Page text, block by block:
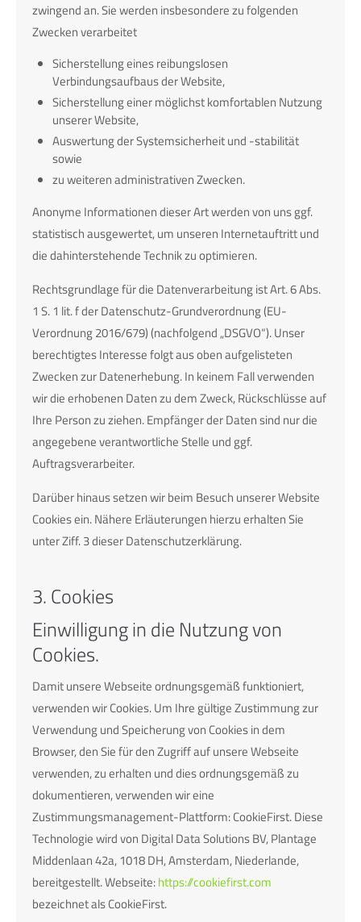
zwingend an. Sie werden insbesondere zu folgenden
Zwecken verarbeitet
Sicherstellung eines reibungslosen
Verbindungsaufbaus der Website,
Sicherstellung einer möglichst komfortablen Nutzung
unserer Website,
Auswertung der Systemsicherheit und -stabilität
sowie
zu weiteren administrativen Zwecken.
Anonyme Informationen dieser Art werden von uns ggf.
statistisch ausgewertet, um unseren Internetauftritt und
die dahinterstehende Technik zu optimieren.
Rechtsgrundlage für die Datenverarbeitung ist Art. 6 Abs.
1 S. 1 lit. f der Datenschutz-Grundverordnung (EU-
Verordnung 2016/679) (nachfolgend „DSGVO“). Unser
berechtigtes Interesse folgt aus oben aufgelisteten
Zwecken zur Datenerhebung. In keinem Fall verwenden
wir die erhobenen Daten zu dem Zweck, Rückschlüsse auf
Ihre Person zu ziehen. Empfänger der Daten sind nur die
angegebene verantwortliche Stelle und ggf.
Auftragsverarbeiter.
Darüber hinaus setzen wir beim Besuch unserer Website
Cookies ein. Nähere Erläuterungen hierzu erhalten Sie
unter Ziff. 3 dieser Datenschutzerklärung.
3. Cookies
Einwilligung in die Nutzung von
Cookies.
Damit unsere Webseite ordnungsgemäß funktioniert,
verwenden wir Cookies. Um Ihre gültige Zustimmung zur
Verwendung und Speicherung von Cookies in dem
Browser, den Sie für den Zugriff auf unsere Webseite
verwenden, zu erhalten und dies ordnungsgemäß zu
dokumentieren, verwenden wir eine
Zustimmungsmanagement-Plattform: CookieFirst. Diese
Technologie wird von Digital Data Solutions BV, Plantage
Middenlaan 42a, 1018 DH, Amsterdam, Niederlande,
bereitgestellt. Webseite:https://cookiefirst.com
bezeichnet als CookieFirst.